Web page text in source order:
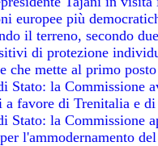
europee più
il terreno, secondo
di protezione
che mette al primo
Stato: la Commissione
a favore di Trenitalia e
Stato: la Commissione
l'ammodernamento